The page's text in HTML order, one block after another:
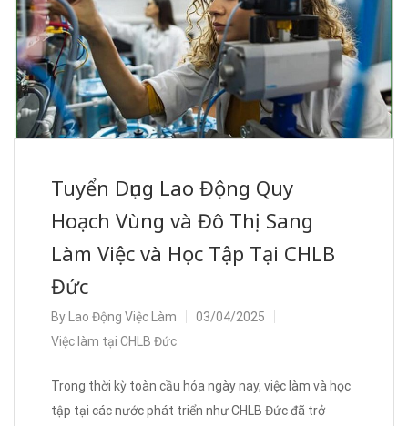
Tuyển Dụng Lao Động Quy
Hoạch Vùng và Đô Thị Sang
Làm Việc và Học Tập Tại CHLB
Đức
By Lao Động Việc Làm
03/04/2025
Việc làm tại CHLB Đức
Trong thời kỳ toàn cầu hóa ngày nay, việc làm và học
tập tại các nước phát triển như CHLB Đức đã trở